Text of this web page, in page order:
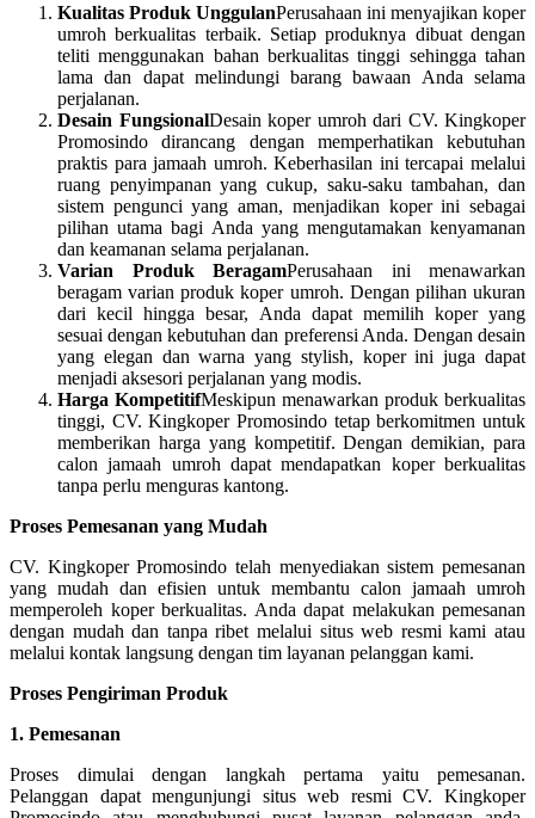
Kualitas Produk UnggulanPerusahaan ini menyajikan koper
umroh berkualitas terbaik. Setiap produknya dibuat dengan
teliti menggunakan bahan berkualitas tinggi sehingga tahan
lama dan dapat melindungi barang bawaan Anda selama
perjalanan.
Desain FungsionalDesain koper umroh dari CV. Kingkoper
Promosindo dirancang dengan memperhatikan kebutuhan
praktis para jamaah umroh. Keberhasilan ini tercapai melalui
ruang penyimpanan yang cukup, saku-saku tambahan, dan
sistem pengunci yang aman, menjadikan koper ini sebagai
pilihan utama bagi Anda yang mengutamakan kenyamanan
dan keamanan selama perjalanan.
Varian Produk BeragamPerusahaan ini menawarkan
beragam varian produk koper umroh. Dengan pilihan ukuran
dari kecil hingga besar, Anda dapat memilih koper yang
sesuai dengan kebutuhan dan preferensi Anda. Dengan desain
yang elegan dan warna yang stylish, koper ini juga dapat
menjadi aksesori perjalanan yang modis.
Harga KompetitifMeskipun menawarkan produk berkualitas
tinggi, CV. Kingkoper Promosindo tetap berkomitmen untuk
memberikan harga yang kompetitif. Dengan demikian, para
calon jamaah umroh dapat mendapatkan koper berkualitas
tanpa perlu menguras kantong.
Proses Pemesanan yang Mudah
CV. Kingkoper Promosindo telah menyediakan sistem pemesanan
yang mudah dan efisien untuk membantu calon jamaah umroh
memperoleh koper berkualitas. Anda dapat melakukan pemesanan
dengan mudah dan tanpa ribet melalui situs web resmi kami atau
melalui kontak langsung dengan tim layanan pelanggan kami.
Proses Pengiriman Produk
1. Pemesanan
Proses dimulai dengan langkah pertama yaitu pemesanan.
Pelanggan dapat mengunjungi situs web resmi CV. Kingkoper